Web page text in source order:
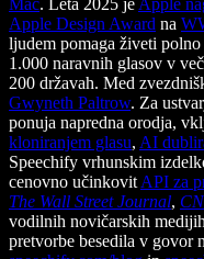
Apple Design Award na
ljudem pomaga živeti
1.000 naravnih glasov v
200 državah. Med
Gwyneth Paltrow. Za
ponuja napredna orodja,
kloniranjem glasu, AI
Speechify vrhunskim
cenovno učinkovit API za
The Wall Street Journal,
vodilnih novičarskih
pretvorbe besedila v govor